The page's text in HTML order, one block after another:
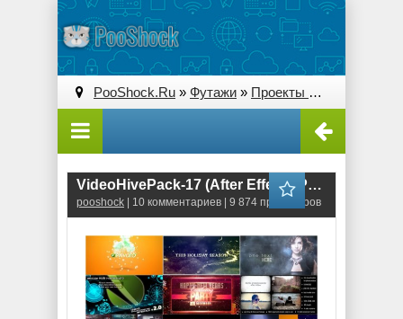
PooShock.Ru » Футажи » Проекты After Effects
VideoHivePack-17 (After Effects Projects Pack)
pooshock | 10 комментариев | 9 874 просмотров